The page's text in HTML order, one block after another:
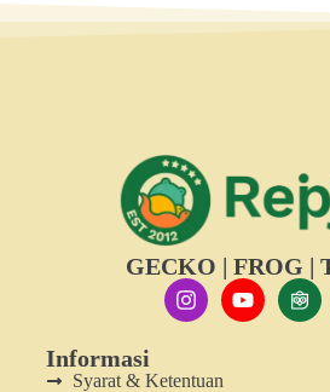
GECKO | FROG |
Informasi
Syarat & Ketentuan